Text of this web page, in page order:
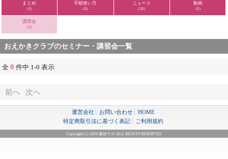
まとめ
（0）
手順使い方
（0）
ニュース
（10）
動画
（0）
講習会
（0）
おえかきクラブのセミナー・講習会一覧
全 0 件中 1-0 表示
前へ 次へ
運営会社 お問い合わせ
HOME
特定商取引法に基づく表記
ご利用規約
Copyright (c) 2026 素材ラボ ALL RIGHTS RESERVED.